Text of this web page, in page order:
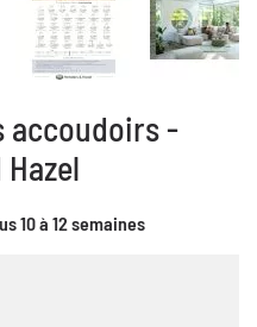
accoudoirs -
10 à 12 semaines